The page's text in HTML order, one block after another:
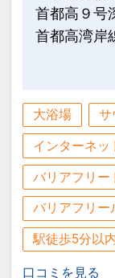
首都高９号
首都高湾岸
大浴場 サ
インターネッ
バリアフリー
バリアフリー
駅徒歩5分以
口コミを見る